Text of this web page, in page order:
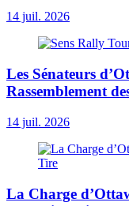
14 juil. 2026
Les Sénateurs
Rassemblement
14 juil. 2026
La Charge